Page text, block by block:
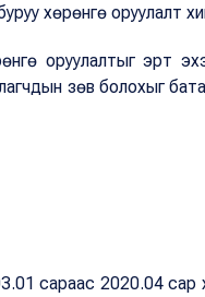
хөрөнгө оруулалт
оруулалтыг эрт
зөв болохыг
сараас 2020.04 сар